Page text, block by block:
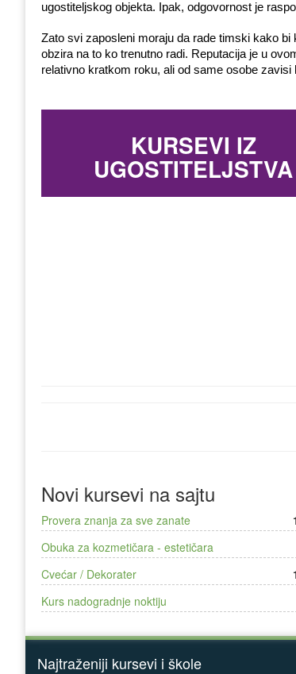
ugostiteljskog objekta. Ipak, odgovornost je
Zato svi zaposleni moraju da rade timski kako
obzira na to ko trenutno radi. Reputacija je u
relativno kratkom roku, ali od same osobe
KURSEVI IZ
UGOSTITELJSTVA
Novi kursevi na sajtu
Provera znanja za sve zanate
Obuka za kozmetičara - estetičara
Cvećar / Dekorater
Kurs nadogradnje noktiju
Najtraženiji kursevi i škole